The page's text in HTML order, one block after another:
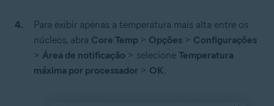
Para exibir apenas a temperatura mais alta entre os
núcleos, abra Core Temp > Opções > Configurações
> Área de notificação > selecione Temperatura
máxima por processador > OK.